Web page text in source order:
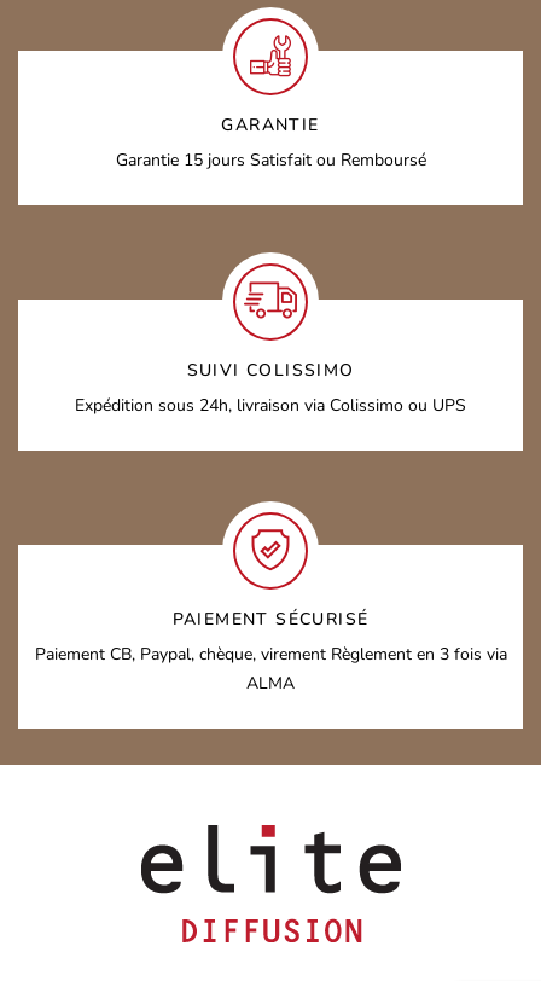
GARANTIE
Garantie 15 jours Satisfait ou Remboursé
SUIVI COLISSIMO
Expédition sous 24h, livraison via Colissimo ou UPS
PAIEMENT SÉCURISÉ
Paiement CB, Paypal, chèque, virementRèglement en 3 fois via
ALMA